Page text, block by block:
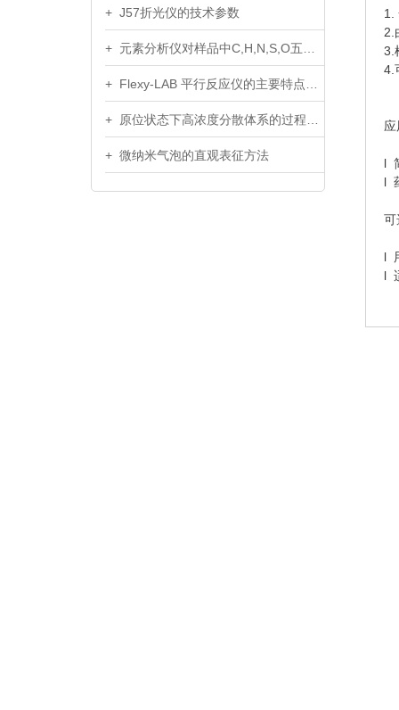
+ J57折光仪的技术参数
+ 微纳米气泡的直观表征方法
1.
2.
3.
4.
应
l
l
可
l
l